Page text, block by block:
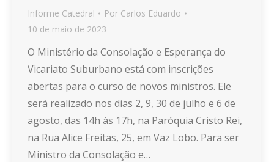
Informe Catedral Por Carlos Eduardo
10 de maio de 2023
O Ministério da Consolação e Esperança do
Vicariato Suburbano está com inscrições
abertas para o curso de novos ministros. Ele
será realizado nos dias 2, 9, 30 de julho e 6 de
agosto, das 14h às 17h, na Paróquia Cristo Rei,
na Rua Alice Freitas, 25, em Vaz Lobo. Para ser
Ministro da Consolação e…